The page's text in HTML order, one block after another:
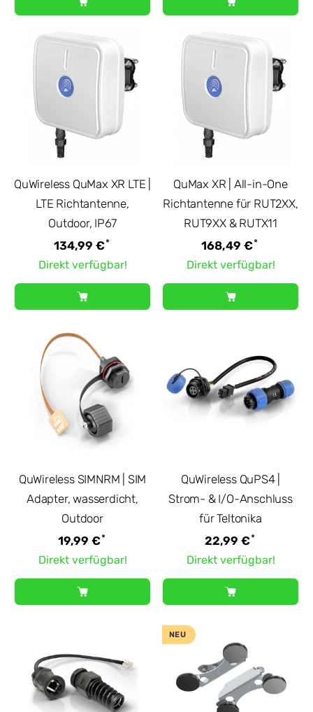
QuWireless QuMax XR LTE |
LTE Richtantenne,
Outdoor, IP67
134,99 €*
Direkt verfügbar!
QuMax XR | All-in-One
Richtantenne für RUT2XX,
RUT9XX & RUTX11
168,49 €*
Direkt verfügbar!
QuWireless SIMNRM | SIM
Adapter, wasserdicht,
Outdoor
19,99 €*
Direkt verfügbar!
QuWireless QuPS4 |
Strom- & I/O-Anschluss
für Teltonika
22,99 €*
Direkt verfügbar!
NEU